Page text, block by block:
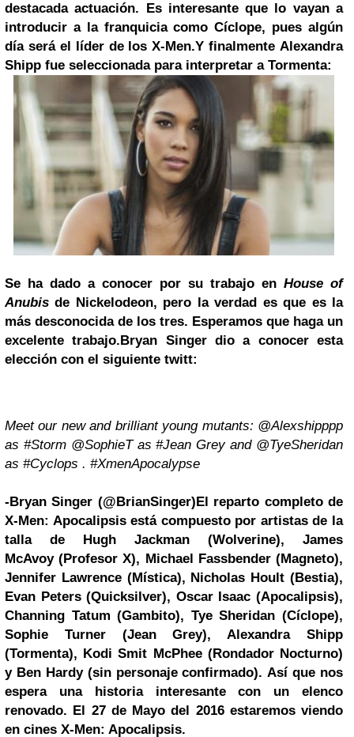
destacada actuación. Es interesante que lo vayan a
introducir a la franquicia como Cíclope, pues algún
día será el líder de los X-Men.Y finalmente Alexandra
Shipp fue seleccionada para interpretar a Tormenta:
Se ha dado a conocer por su trabajo en House of
Anubis de Nickelodeon, pero la verdad es que es la
más desconocida de los tres. Esperamos que haga un
excelente trabajo. Bryan Singer dio a conocer esta
elección con el siguiente twitt:
Meet our new and brilliant young mutants: @Alexshipppp
as #Storm @SophieT as #Jean Grey and @TyeSheridan
as #Cyclops . #XmenApocalypse
-Bryan Singer (@BrianSinger) El reparto completo de
X-Men: Apocalipsis está compuesto por artistas de la
talla de
Hugh Jackman (Wolverine), James
McAvoy(Profesor X), Michael Fassbender (Magneto),
Jennifer Lawrence (Mística), Nicholas Hoult (Bestia),
Evan Peters (Quicksilver), Oscar Isaac(Apocalipsis),
Channing Tatum (Gambito), Tye Sheridan (Cíclope),
Sophie Turner (Jean Grey), Alexandra Shipp
(Tormenta), Kodi Smit McPhee (Rondador Nocturno)
y Ben Hardy(sin personaje confirmado). Así que nos
espera una historia interesante con un elenco
renovado. El 27 de Mayo del 2016 estaremos viendo
en cines X-Men: Apocalipsis.